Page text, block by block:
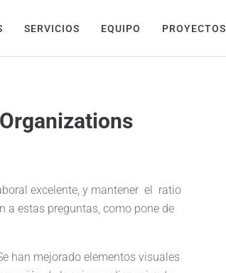
SERVICIOS EQUIPO PROYECTOS
excelente, y mantener el ratio
a estas preguntas, como pone de
han mejorado elementos visuales